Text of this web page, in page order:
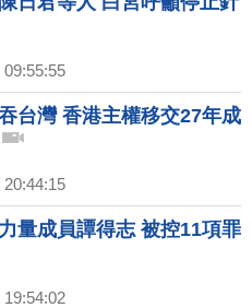
09:55:55
台灣 香港主權移交27年成
20:44:15
量成員譚得志 被控11項罪
19:54:02